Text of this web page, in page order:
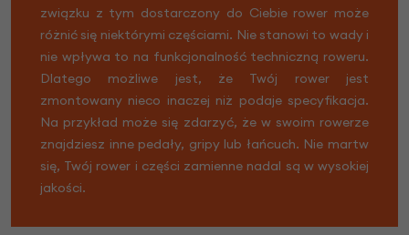
związku z tym dostarczony do Ciebie rower może
różnić się niektórymi częściami. Nie stanowi to wady i
nie wpływa to na funkcjonalność techniczną roweru.
Dlatego możliwe jest, że Twój rower jest
zmontowany nieco inaczej niż podaje specyfikacja.
Na przykład może się zdarzyć, że w swoim rowerze
znajdziesz inne pedały, gripy lub łańcuch. Nie martw
się, Twój rower i części zamienne nadal są w wysokiej
jakości.